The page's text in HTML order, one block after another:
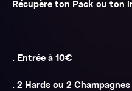
Récupère ton Pack ou ton
. Entrée à 10€
. 2 Hards ou 2